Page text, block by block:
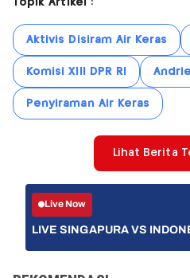
Topik Artikel :
Aktivis Disiram Air Keras
Komisi XIII DPR RI
Penyiraman Air Keras
Lihat Berita
Live Now
LIVE SINGAPURA VS